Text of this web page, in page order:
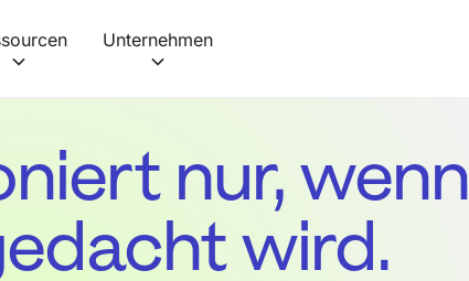
Unternehmen
nur, wenn
wird.